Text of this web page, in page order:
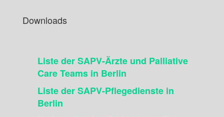
Downloads
Liste der SAPV-Ärzte und Palliative
Care Teams in Berlin
Liste der SAPV-Pflegedienste in
Berlin